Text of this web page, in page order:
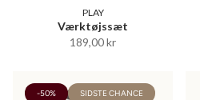
PLAY
Værktøjssæt
189,00 kr
-50% SIDSTE CHANCE